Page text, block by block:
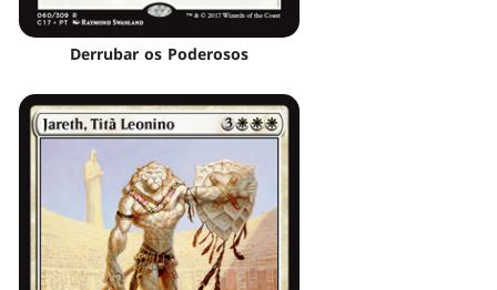
Derrubar os Poderosos